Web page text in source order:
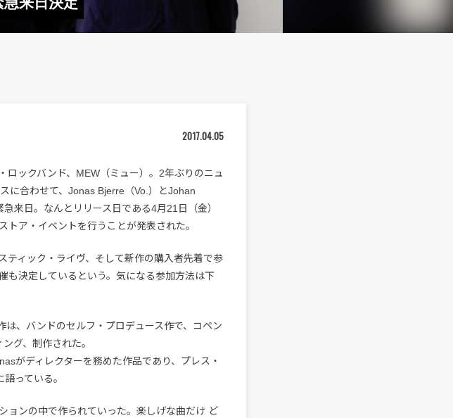
2017.04.05
ロックバンド、MEW（ミュー）。2年ぶりのニュ
に合わせて、Jonas Bjerre（Vo.）とJohan
来日。なんとリリース日である4月21日（金）
トア・イベントを行うことが発表された。
ティック・ライヴ、そして新作の購入者先着で参
も決定しているという。気になる参加方法は下
は、バンドのセルフ・プロデュース作で、コペン
グ、制作された。
がディレクターを務めた作品であり、プレス・
っている。
ョンの中で作られていった。楽しげな曲だけ ど